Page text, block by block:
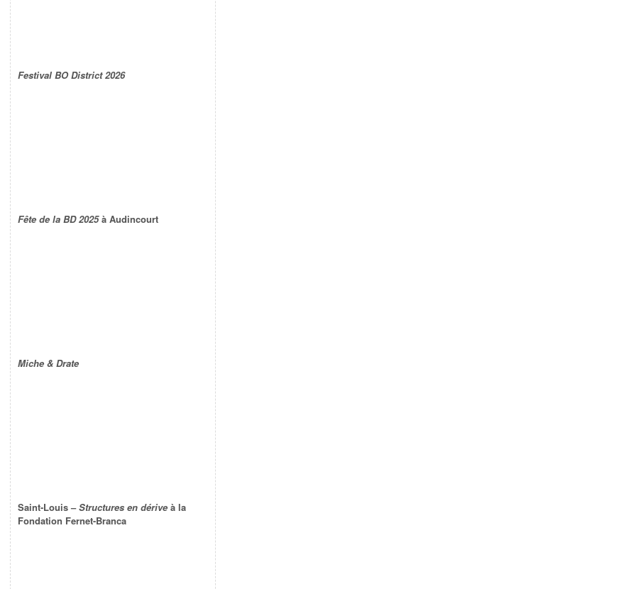
Festival BO District 2026
Fête de la BD 2025à Audincourt
Miche & Drate
Saint-Louis –Structures en dérive à la
Fondation Fernet-Branca